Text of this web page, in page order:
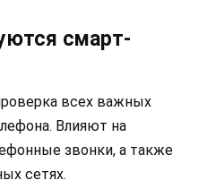
смарт-
всех важных
Влияют на
звонки, а также
сетях.